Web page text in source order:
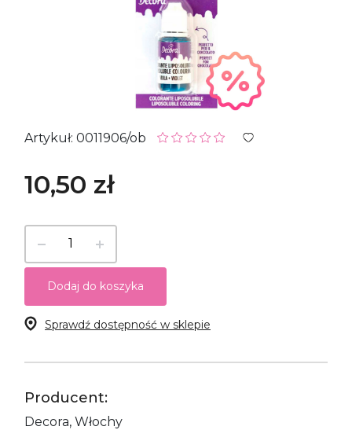
Artykuł: 0011906/ob
10,50 zł
Dodaj do koszyka
Sprawdź dostępność w sklepie
Producent:
Decora, Włochy